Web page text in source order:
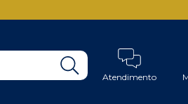
Atendimento